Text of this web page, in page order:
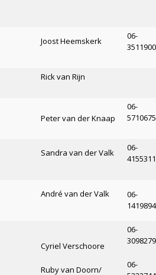
Joost Heemskerk
06-
Rick van Rijn
Petervan derKnaap
06-
Sandra van der Valk
06-
Andrévan derValk
06-
Cyriel Verschoore
Ruby van Doorn/
06-
06-